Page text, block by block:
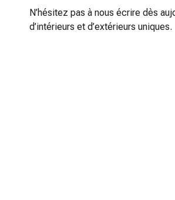
N’hésitez pas à nous écrire dès
d’intérieurs et d’extérieurs uniques.